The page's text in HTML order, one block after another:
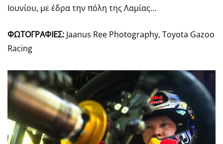
Ιουνίου, με έδρα την πόλη της Λαμίας…
ΦΩΤΟΓΡΑΦΙΕΣ: Jaanus Ree Photography, Toyota Gazoo
Racing